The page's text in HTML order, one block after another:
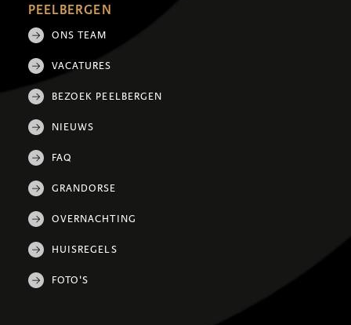
PEELBERGEN
ONS TEAM
VACATURES
BEZOEK PEELBERGEN
NIEUWS
FAQ
GRANDORSE
OVERNACHTING
HUISREGELS
FOTO'S